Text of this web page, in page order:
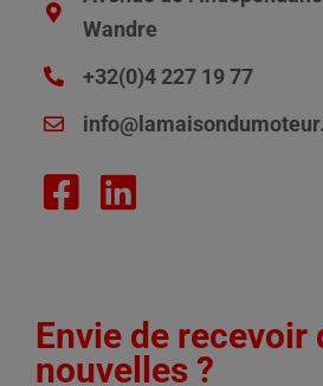
Wandre
+32(0)4 227 19 77
Envie de recevoir
nouvelles ?